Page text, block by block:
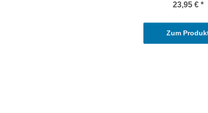
23,95 € *
Zum